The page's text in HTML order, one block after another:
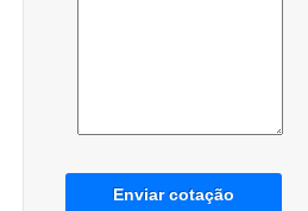
Enviar cotação